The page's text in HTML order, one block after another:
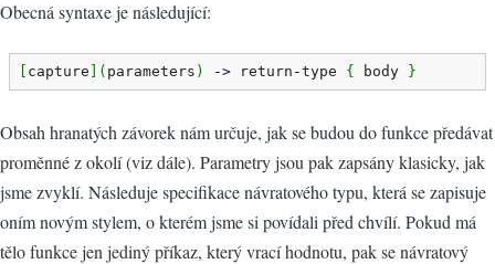
Obecná syntaxe je následující:
capture ( parameters ) -> return -type { body }
Obsah hranatých závorek nám určuje, jak se budou do funkce předávat
proměnné z okolí (viz dále). Parametry jsou pak zapsány klasicky, jak
jsme zvyklí. Následuje specifikace návratového typu, která se zapisuje
oním novým stylem, o kterém jsme si povídali před chvílí. Pokud má
tělo funkce jen jediný příkaz, který vrací hodnotu, pak se návratový